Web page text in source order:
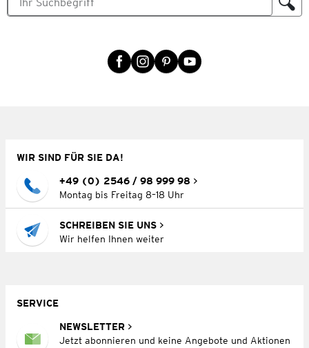
WIR SIND FÜR SIE DA!
+49 (0) 2546 / 98 999 98
Montag bis Freitag 8–18 Uhr
SCHREIBEN SIE UNS
Wir helfen Ihnen weiter
SERVICE
NEWSLETTER
Jetzt abonnieren und keine Angebote und Aktionen